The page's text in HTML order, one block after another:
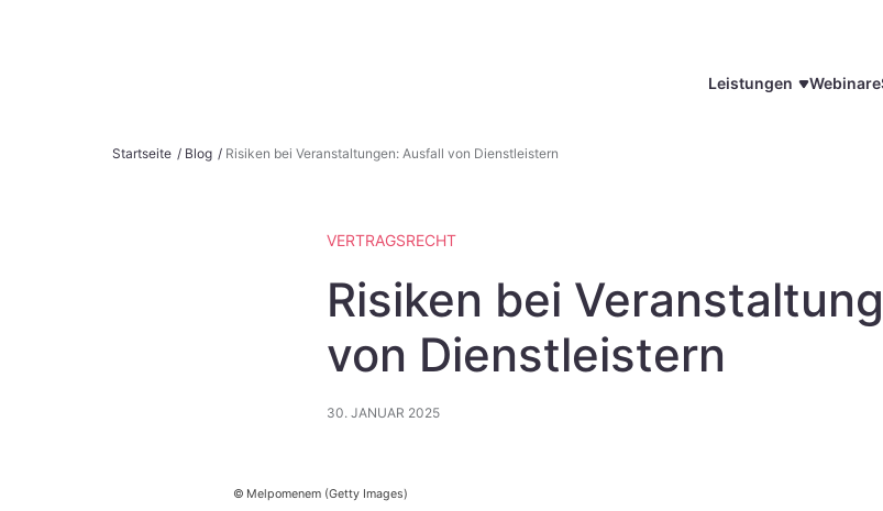
Leistungen Webinare
Startseite / Blog / Risiken bei Veranstaltungen: Ausfall von Dienstleistern
VERTRAGSRECHT
Risiken bei
von Dienstleistern
30. JANUAR 2025
Melpomenem (Getty Images)